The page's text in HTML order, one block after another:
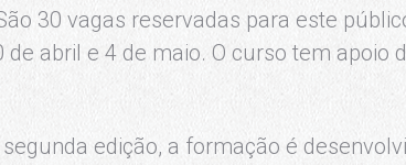
30 vagas reservadas para este
de abril e 4 de maio. O curso tem apoio
edição, a formação é